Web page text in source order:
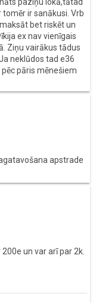
ir sanākusi. Vrb
bet riskēt un
ex nav vienīgais
Ziņu vairākus tādus
neklūdos tad e36
pāris mēnešiem
apstrade
un var arī par 2k.